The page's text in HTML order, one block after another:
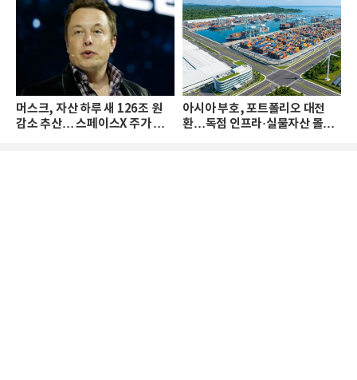
머스크, 자산 하루 새 126조 원
감소 추산… 스페이스X 주가 하
아시아 부호, 포트폴리오 대전
환…독점 인프라·실물자산 몰린